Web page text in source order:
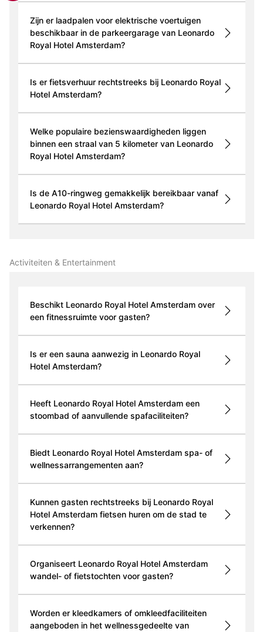
Zijn er laadpalen voor elektrische voertuigen
beschikbaar in de parkeergarage van Leonardo
Royal Hotel Amsterdam?
Is er fietsverhuur rechtstreeks bij Leonardo Royal
Hotel Amsterdam?
Welke populaire bezienswaardigheden liggen
binnen een straal van 5 kilometer van Leonardo
Royal Hotel Amsterdam?
Is de A10-ringweg gemakkelijk bereikbaar vanaf
Leonardo Royal Hotel Amsterdam?
Activiteiten & Entertainment
Beschikt Leonardo Royal Hotel Amsterdam over
een fitnessruimte voor gasten?
Is er een sauna aanwezig in Leonardo Royal
Hotel Amsterdam?
Heeft Leonardo Royal Hotel Amsterdam een
stoombad of aanvullende spafaciliteiten?
Biedt Leonardo Royal Hotel Amsterdam spa- of
wellnessarrangementen aan?
Kunnen gasten rechtstreeks bij Leonardo Royal
Hotel Amsterdam fietsen huren om de stad te
verkennen?
Organiseert Leonardo Royal Hotel Amsterdam
wandel- of fietstochten voor gasten?
Worden er kleedkamers of omkleedfaciliteiten
aangeboden in het wellnessgedeelte van